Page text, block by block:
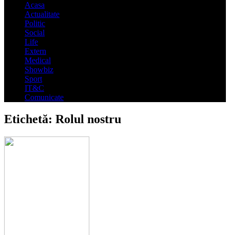
Acasa
Actualitate
Politic
Social
Life
Extern
Medical
Showbiz
Sport
IT&C
Comunicate
Etichetă: Rolul nostru